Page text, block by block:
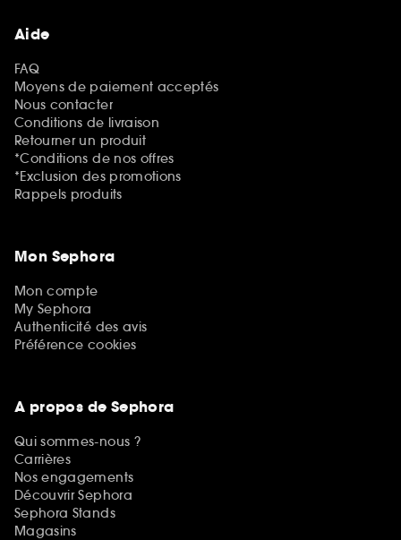
Aide
FAQ
Moyens de paiement acceptés
Nous contacter
Conditions de livraison
Retourner un produit
*Conditions de nos offres
*Exclusion des promotions
Rappels produits
Mon Sephora
Mon compte
My Sephora
Authenticité des avis
Préférence cookies
A propos de Sephora
Qui sommes-nous ?
Carrières
Nos engagements
Découvrir Sephora
Sephora Stands
Magasins